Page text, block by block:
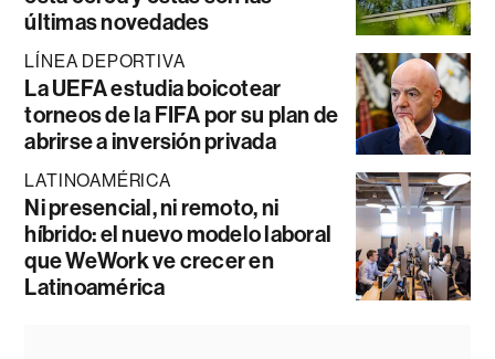
últimas novedades
LÍNEA DEPORTIVA
La UEFA estudia boicotear
torneos de la FIFA por su plan de
abrirse a inversión privada
LATINOAMÉRICA
Ni presencial, ni remoto, ni
híbrido: el nuevo modelo laboral
que WeWork ve crecer en
Latinoamérica